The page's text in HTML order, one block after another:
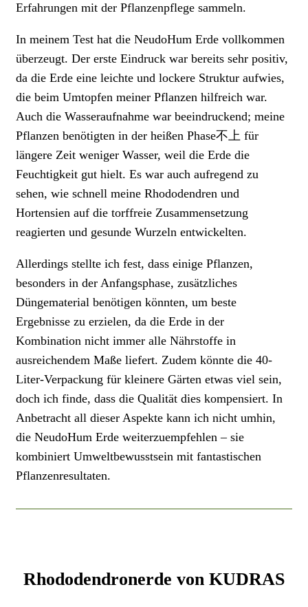
Erfahrungen mit der Pflanzenpflege sammeln.
In meinem Test hat die NeudoHum Erde vollkommen
überzeugt. Der erste Eindruck war bereits sehr positiv,
da die Erde eine leichte und lockere Struktur aufwies,
die beim Umtopfen meiner Pflanzen hilfreich war.
Auch die Wasseraufnahme war beeindruckend; meine
Pflanzen benötigten in der heißen Phase不上 für
längere Zeit weniger Wasser, weil die Erde die
Feuchtigkeit gut hielt. Es war auch aufregend zu
sehen, wie schnell meine Rhododendren und
Hortensien auf die torffreie Zusammensetzung
reagierten und gesunde Wurzeln entwickelten.
Allerdings stellte ich fest, dass einige Pflanzen,
besonders in der Anfangsphase, zusätzliches
Düngematerial benötigen könnten, um beste
Ergebnisse zu erzielen, da die Erde in der
Kombination nicht immer alle Nährstoffe in
ausreichendem Maße liefert. Zudem könnte die 40-
Liter-Verpackung für kleinere Gärten etwas viel sein,
doch ich finde, dass die Qualität dies kompensiert. In
Anbetracht all dieser Aspekte kann ich nicht umhin,
die NeudoHum Erde weiterzuempfehlen – sie
kombiniert Umweltbewusstsein mit fantastischen
Pflanzenresultaten.
Rhododendronerde von KUDRAS